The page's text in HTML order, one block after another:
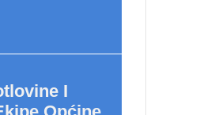
I
Općine